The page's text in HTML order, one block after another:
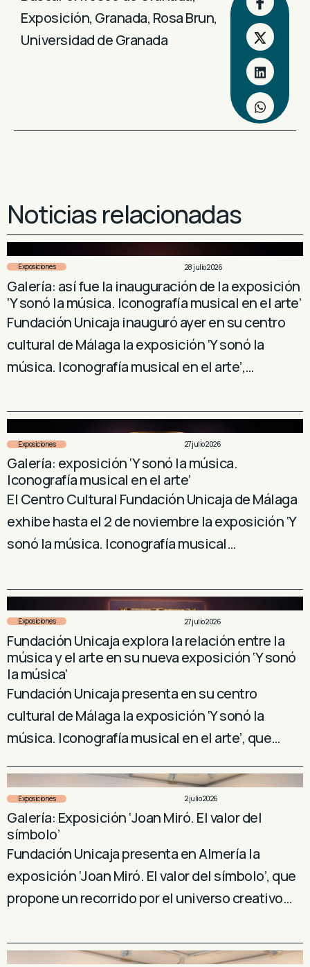
Exposición, Granada, Rosa Brun,
Universidad de Granada
Noticias relacionadas
Exposiciones 28 julio 2026
Galería: así fue la inauguración de la exposición
‘Y sonó la música. Iconografía musical en el arte’
Fundación Unicaja inauguró ayer en su centro
cultural de Málaga la exposición ‘Y sonó la
música. Iconografía musical en el arte’,…
Exposiciones 27 julio 2026
Galería: exposición ‘Y sonó la música.
Iconografía musical en el arte’
El Centro Cultural Fundación Unicaja de Málaga
exhibe hasta el 2 de noviembre la exposición ‘Y
sonó la música. Iconografía musical…
Exposiciones 27 julio 2026
Fundación Unicaja explora la relación entre la
música y el arte en su nueva exposición ‘Y sonó
la música’
Fundación Unicaja presenta en su centro
cultural de Málaga la exposición ‘Y sonó la
música. Iconografía musical en el arte’, que…
Exposiciones 2 julio 2026
Galería: Exposición ‘Joan Miró. El valor del
símbolo’
Fundación Unicaja presenta en Almería la
exposición ‘Joan Miró. El valor del símbolo’, que
propone un recorrido por el universo creativo…